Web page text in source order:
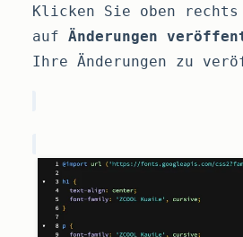
Klicken Sie oben rechts
auf Änderungen
Ihre Änderungen zu